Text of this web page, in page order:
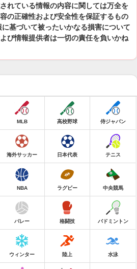
れている情報の内容に関しては万全を
の正確性および安全性を保証するもの
基づいて被ったいかなる損害について
び情報提供者は一切の責任を負いかね
MLB 高校野球 侍ジャパン
海外サッカー 日本代表 テニス
NBA ラグビー 中央競馬
バレー 格闘技 バドミントン
ウィンター 陸上 水泳